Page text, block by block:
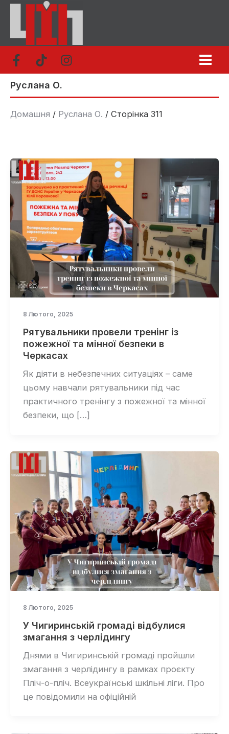
Перейти
вмісту
Руслана О.
Домашня Руслана О. Сторінка 311
8 Лютого, 2025
Рятувальники провели тренінг із
пожежної та мінної безпеки в
Черкасах
Як діяти в небезпечних ситуаціях – саме
цьому навчали рятувальники під час
практичного тренінгу з пожежної та мінної
безпеки, що […]
8 Лютого, 2025
У Чигиринській громаді відбулися
змагання з черлідингу
Днями в Чигиринській громаді пройшли
змагання з черлідингу в рамках проєкту
Пліч-о-пліч. Всеукраїнські шкільні ліги. Про
це повідомили на офіційній